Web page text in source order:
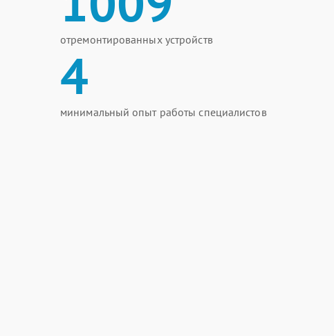
отремонтированных устройств
4
минимальный опыт работы специалистов